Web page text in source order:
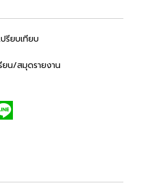
ปรียบเทียบ
ยน/สมุดรายงาน